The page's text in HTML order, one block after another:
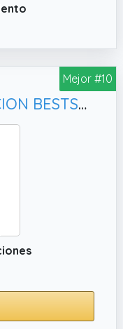
Mejor #10
Open: Memorias (EDICION BESTSELLER)